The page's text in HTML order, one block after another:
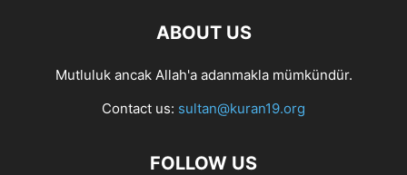
ABOUT US
Mutluluk ancak Allah'a adanmakla mümkündür.
Contact us: sultan@kuran19.org
FOLLOW US